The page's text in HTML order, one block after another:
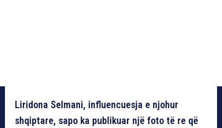
Liridona Selmani, influencuesja e njohur
shqiptare, sapo ka publikuar një foto të re që